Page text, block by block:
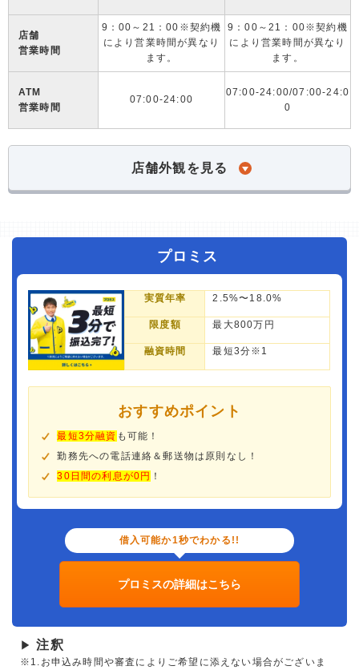
店舗
営業時間
9：00～21：00※契約機
により営業時間が異なり
ます。
9：00～21：00※契約機
により営業時間が異なり
ます。
ATM
営業時間
07:00-24:00
07:00-24:00/07:00-24:0
0
店舗外観を見る
プロミス
実質年率 2.5%〜18.0%
限度額 最大800万円
融資時間 最短3分※1
おすすめポイント
最短3分融資 も可能！
勤務先への電話連絡＆郵送物は原則なし！
30日間の利息が0円 ！
借入可能か1秒でわかる!!
プロミスの詳細はこちら
▶ 注釈
※1.お申込み時間や審査によりご希望に添えない場合がございま